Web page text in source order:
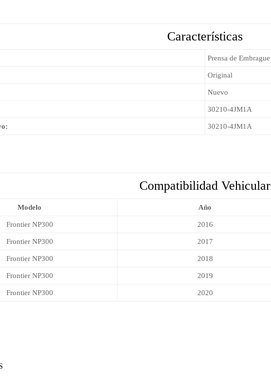
Características
Prensa de Embrague
Original
Nuevo
30210-4JM1A
30210-4JM1A
Compatibilidad Vehicular
Modelo Año
Frontier NP300 2016
Frontier NP300 2017
Frontier NP300 2018
Frontier NP300 2019
Frontier NP300 2020